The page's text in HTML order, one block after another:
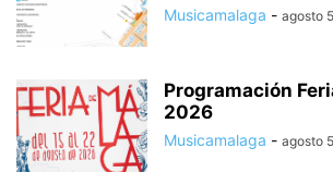
Musicamalaga - agosto
Programación
2026
Musicamalaga - agosto